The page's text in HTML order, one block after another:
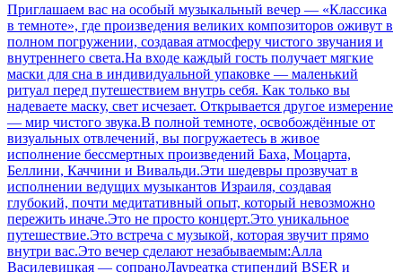
Приглашаем вас на особый музыкальный вечер — «Классика
в темноте», где произведения великих композиторов оживут в
полном погружении, создавая атмосферу чистого звучания и
внутреннего света.На входе каждый гость получает мягкие
маски для сна в индивидуальной упаковке — маленький
ритуал перед путешествием внутрь себя. Как только вы
надеваете маску, свет исчезает. Открывается другое измерение
— мир чистого звука.В полной темноте, освобождённые от
визуальных отвлечений, вы погружаетесь в живое
исполнение бессмертных произведений Баха, Моцарта,
Беллини, Каччини и Вивальди.Эти шедевры прозвучат в
исполнении ведущих музыкантов Израиля, создавая
глубокий, почти медитативный опыт, который невозможно
пережить иначе.Это не просто концерт.Это уникальное
путешествие.Это встреча с музыкой, которая звучит прямо
внутри вас.Это вечер сделают незабываемым:Алла
Василевицкая — сопраноЛауреатка стипендий BSER и